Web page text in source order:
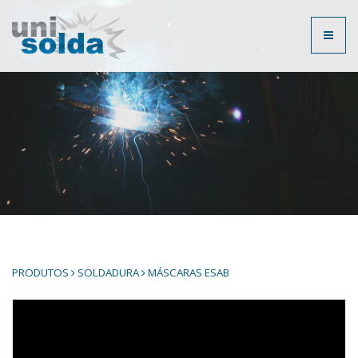
Toggle
PRODUTOS SOLDADURA MÁSCARAS ESAB